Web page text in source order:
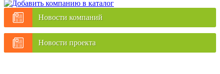
Новости компаний
Новости проекта